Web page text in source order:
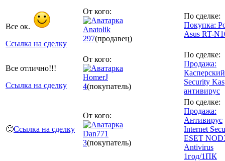
Все ок.
Ссылка на сделку
От кого:
Anatolik
297(продавец)
По сделке:
Покупка:
Asus RT-
Все отлично!!!
Ссылка на сделку
От кого:
HomerJ
4(покупатель)
По сделке:
Продажа:
Security
антивирус
🙂Ссылка на сделку
От кого:
Dan771
3(покупатель)
По сделке:
Продажа:
Антивирус
Internet
ESET
Antivirus
1год/1ПК